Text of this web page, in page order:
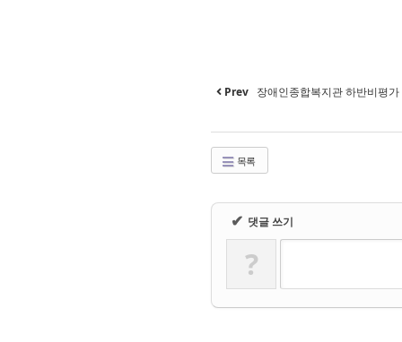
Prev 장애인종합복지관 하반비평
목록
✔ 댓글 쓰기
?